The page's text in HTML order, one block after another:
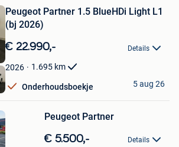
Peugeot Partner 1.5 BlueHDi Light L1
(bj 2026)
€ 22.990,- Details
2026 1.695 km
Onderhoudsboekje 5 aug 26
Peugeot Partner
€ 5.500,- Details